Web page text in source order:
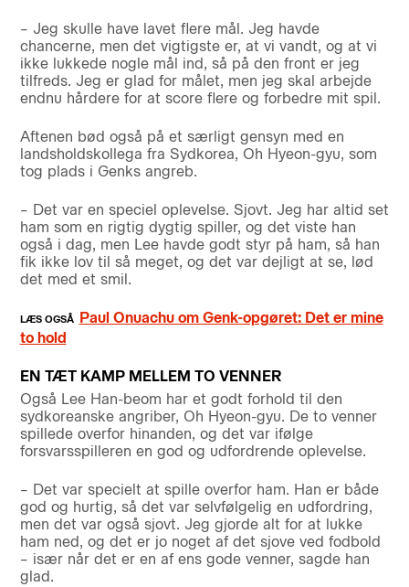
– Jeg skulle have lavet flere mål. Jeg havde
chancerne, men det vigtigste er, at vi vandt, og at vi
ikke lukkede nogle mål ind, så på den front er jeg
tilfreds. Jeg er glad for målet, men jeg skal arbejde
endnu hårdere for at score flere og forbedre mit spil.
Aftenen bød også på et særligt gensyn med en
landsholdskollega fra Sydkorea, Oh Hyeon-gyu, som
tog plads i Genks angreb.
– Det var en speciel oplevelse. Sjovt. Jeg har altid set
ham som en rigtig dygtig spiller, og det viste han
også i dag, men Lee havde godt styr på ham, så han
fik ikke lov til så meget, og det var dejligt at se, lød
det med et smil.
Paul Onuachu om Genk-opgøret: Det er mine
to hold
EN TÆT KAMP MELLEM TO VENNER
Også Lee Han-beom har et godt forhold til den
sydkoreanske angriber, Oh Hyeon-gyu. De to venner
spillede overfor hinanden, og det var ifølge
forsvarsspilleren en god og udfordrende oplevelse.
– Det var specielt at spille overfor ham. Han er både
god og hurtig, så det var selvfølgelig en udfordring,
men det var også sjovt. Jeg gjorde alt for at lukke
ham ned, og det er jo noget af det sjove ved fodbold
– især når det er en af ens gode venner, sagde han
glad.